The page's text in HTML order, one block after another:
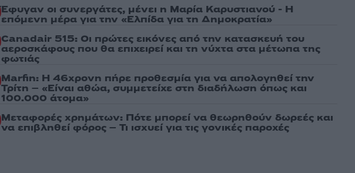
Έφυγαν οι συνεργάτες, μένει η Μαρία Καρυστιανού - Η
επόμενη μέρα για την «Ελπίδα για τη Δημοκρατία»
Canadair 515: Οι πρώτες εικόνες από την κατασκευή του
αεροσκάφους που θα επιχειρεί και τη νύχτα στα μέτωπα της
φωτιάς
Marfin: Η 46χρονη πήρε προθεσμία για να απολογηθεί την
Τρίτη – «Είναι αθώα, συμμετείχε στη διαδήλωση όπως και
100.000 άτομα»
Μεταφορές χρημάτων: Πότε μπορεί να θεωρηθούν δωρεές και
να επιβληθεί φόρος – Τι ισχυεί για τις γονικές παροχές